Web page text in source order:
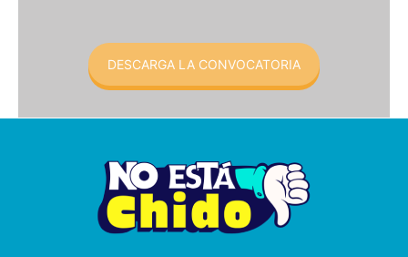
DESCARGA LA CONVOCATORIA